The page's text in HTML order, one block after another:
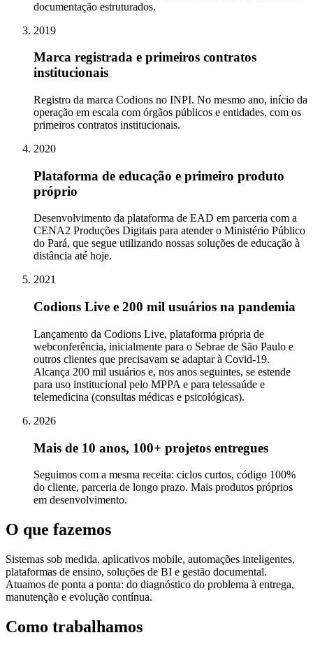
documentação estruturados.
2019
Marca registrada e primeiros contratos
institucionais
Registro da marca Codions no INPI. No mesmo ano, início da
operação em escala com órgãos públicos e entidades, com os
primeiros contratos institucionais.
2020
Plataforma de educação e primeiro produto
próprio
Desenvolvimento da plataforma de EAD em parceria com a
CENA2 Produções Digitais para atender o Ministério Público
do Pará, que segue utilizando nossas soluções de educação à
distância até hoje.
2021
Codions Live e 200 mil usuários na pandemia
Lançamento da Codions Live, plataforma própria de
webconferência, inicialmente para o Sebrae de São Paulo e
outros clientes que precisavam se adaptar à Covid-19.
Alcança 200 mil usuários e, nos anos seguintes, se estende
para uso institucional pelo MPPA e para telessaúde e
telemedicina (consultas médicas e psicológicas).
2026
Mais de 10 anos, 100+ projetos entregues
Seguimos com a mesma receita: ciclos curtos, código 100%
do cliente, parceria de longo prazo. Mais produtos próprios
em desenvolvimento.
O que fazemos
Sistemas sob medida, aplicativos mobile, automações inteligentes,
plataformas de ensino, soluções de BI e gestão documental.
Atuamos de ponta a ponta: do diagnóstico do problema à entrega,
manutenção e evolução contínua.
Como trabalhamos